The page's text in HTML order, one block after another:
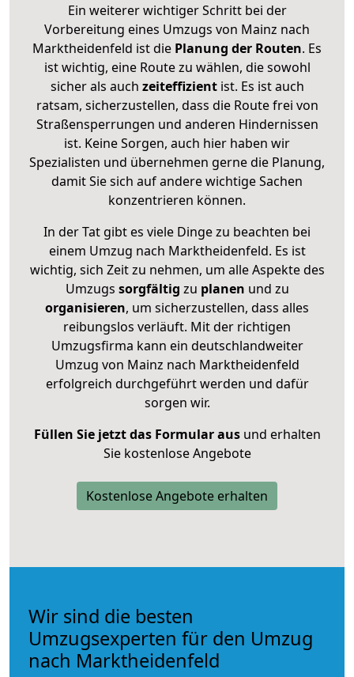
Ein weiterer wichtiger Schritt bei der
Vorbereitung eines Umzugs von Mainz nach
Marktheidenfeld ist die Planung der Routen. Es
ist wichtig, eine Route zu wählen, die sowohl
sicher als auch zeiteffizientist. Es ist auch
ratsam, sicherzustellen, dass die Route frei von
Straßensperrungen und anderen Hindernissen
ist. Keine Sorgen, auch hier haben wir
Spezialisten und übernehmen gerne die Planung,
damit Sie sich auf andere wichtige Sachen
konzentrieren können.
In der Tat gibt es viele Dinge zu beachten bei
einem Umzug nach Marktheidenfeld. Es ist
wichtig, sich Zeit zu nehmen, um alle Aspekte des
Umzugs sorgfältig zu planen und zu
organisieren, um sicherzustellen, dass alles
reibungslos verläuft. Mit der richtigen
Umzugsfirma kann ein deutschlandweiter
Umzug von Mainz nach Marktheidenfeld
erfolgreich durchgeführt werden und dafür
sorgen wir.
Füllen Sie jetzt das Formular ausund erhalten
Sie kostenlose Angebote
Kostenlose Angebote erhalten
Wir sind die besten
Umzugsexperten für den Umzug
nach Marktheidenfeld